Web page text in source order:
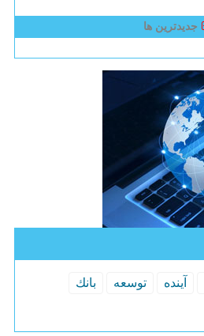
جدیدترین ها
آینده توسعه
بانك